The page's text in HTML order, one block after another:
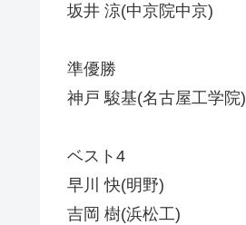
坂井 涼(中京院中京)
準優勝
神戸 駿基(名古屋工学院)
ベスト4
早川 快(明野)
吉岡 樹(浜松工)